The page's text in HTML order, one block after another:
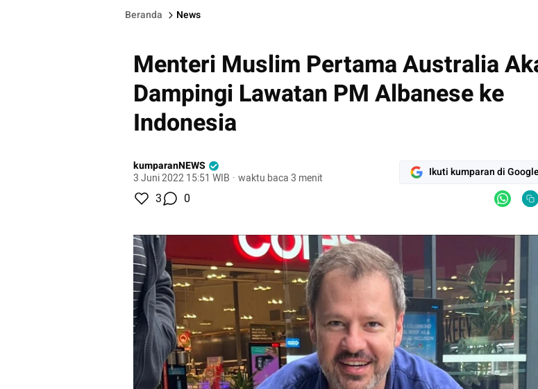
Beranda News
Menteri Muslim Pertama Australia
Dampingi Lawatan PM Albanese ke
Indonesia
kumparanNEWS
3 Juni 2022 15:51 WIB · waktu baca 3 menit Ikuti kumparan di Google
3 0